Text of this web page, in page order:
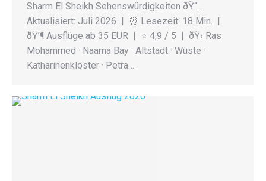
Sharm El Sheikh Sehenswürdigkeiten ðŸ“…
Aktualisiert: Juli 2026 | ⏰️ Lesezeit: 18 Min. |
ðŸ’¶ Ausflüge ab 35 EUR | ⭐ 4,9 / 5 | ðŸ› Ras
Mohammed · Naama Bay · Altstadt · Wüste ·
Katharinenkloster · Petra…